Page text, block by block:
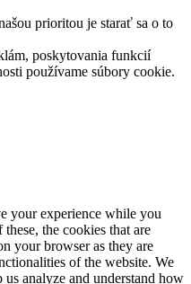
prioritou je starať sa o to
poskytovania funkcií
používame súbory cookie.
your experience while you
the cookies that are
your browser as they are
of the website. We
analyze and understand how